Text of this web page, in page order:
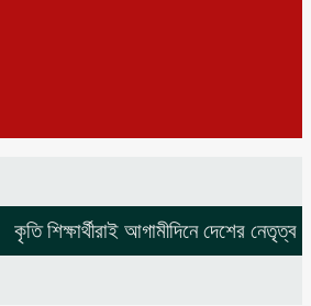
কৃতি শিক্ষার্থীরাই আগামীদিনে দেশের নেতৃত্ব